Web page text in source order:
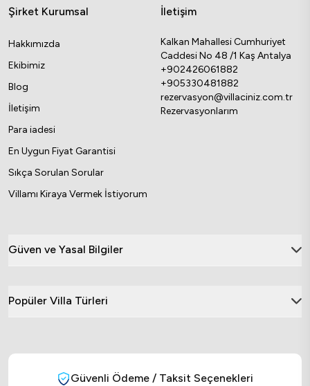
Şirket Kurumsal
Hakkımızda
Ekibimiz
Blog
İletişim
Para iadesi
En Uygun Fiyat Garantisi
Sıkça Sorulan Sorular
Villamı Kiraya Vermek İstiyorum
İletişim
Kalkan Mahallesi Cumhuriyet
Caddesi No 48 /1 Kaş Antalya
+902426061882
+905330481882
rezervasyon@villaciniz.com.tr
Rezervasyonlarım
Güven ve Yasal Bilgiler
Popüler Villa Türleri
Güvenli Ödeme / Taksit Seçenekleri